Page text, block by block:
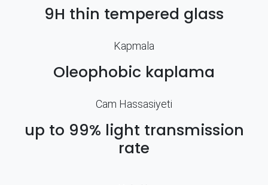
9H thin tempered glass
Kapmala
Oleophobic kaplama
Cam Hassasiyeti
up to 99% light transmission
rate